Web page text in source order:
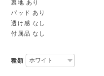
裏地 あり
パッド あり
透け感 なし
付属品 なし
種類